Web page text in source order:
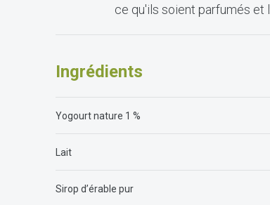
ce qu'ils soient parfumés et
Ingrédients
Yogourt nature 1 %
Lait
Sirop d’érable pur